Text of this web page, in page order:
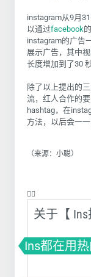
instagram从9月
以通过facebook
instagram的广告
展示广告，其中
长度增加到了30
除了以上提出的
流，红人合作的
hashtag，在
方法，以后会一
（来源：小聪）
❤️‍🔥
关于【
Ins都在用